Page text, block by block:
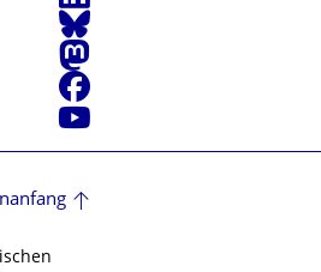
Bluesky
Mastodon
Facebook
Youtube